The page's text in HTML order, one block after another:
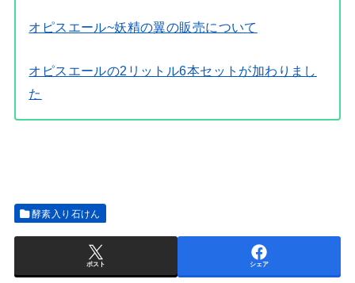
オピスエール~妖精の翼の販売について
オピスエールの2リットル6本セットが加わりまし
た
酵素入り石けん
ポスト シェア